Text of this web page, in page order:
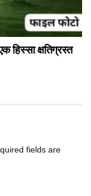
हिस्सा क्षतिग्रस्त
fields are